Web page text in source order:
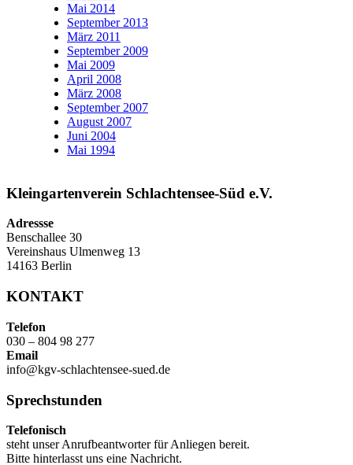
Mai 2014
September 2013
März 2011
September 2009
Mai 2009
April 2008
März 2008
September 2007
August 2007
Juni 2004
Mai 1994
Kleingartenverein Schlachtensee-Süd e.V.
Adressse
Benschallee 30
Vereinshaus Ulmenweg 13
14163 Berlin
KONTAKT
Telefon
030 – 804 98 277
Email
info@kgv-schlachtensee-sued.de
Sprechstunden
Telefonisch
steht unser Anrufbeantworter für Anliegen bereit.
Bitte hinterlasst uns eine Nachricht.